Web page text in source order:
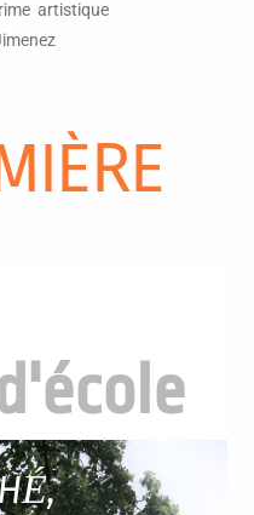
artistique
É,